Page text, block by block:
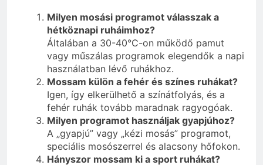
Milyen mosási programot válasszak a
hétköznapi ruháimhoz?
Általában a 30-40°C-on működő pamut
vagy műszálas programok elegendők a napi
használatban lévő ruhákhoz.
Mossam külön a fehér és színes ruhákat?
Igen, így elkerülhető a színátfolyás, és a
fehér ruhák tovább maradnak ragyogóak.
Milyen programot használjak gyapjúhoz?
A „gyapjú” vagy „kézi mosás” programot,
speciális mosószerrel és alacsony hőfokon.
Hányszor mossam ki a sport ruhákat?